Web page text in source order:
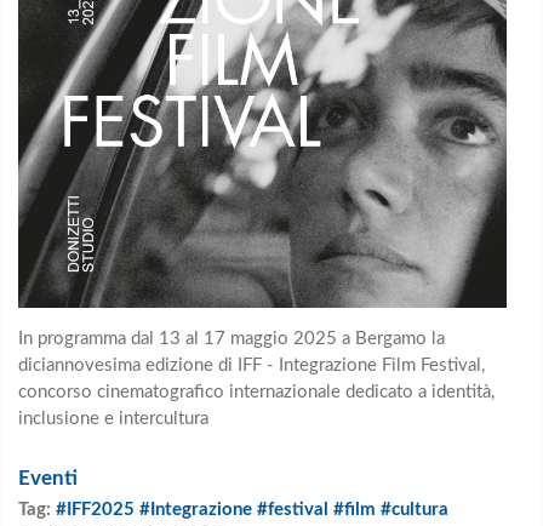
In programma dal 13 al 17 maggio 2025 a Bergamo la
diciannovesima edizione di IFF - Integrazione Film Festival,
concorso cinematografico internazionale dedicato a identità,
inclusione e intercultura
Eventi
Tag: #IFF2025 #Integrazione #festival #film #cultura